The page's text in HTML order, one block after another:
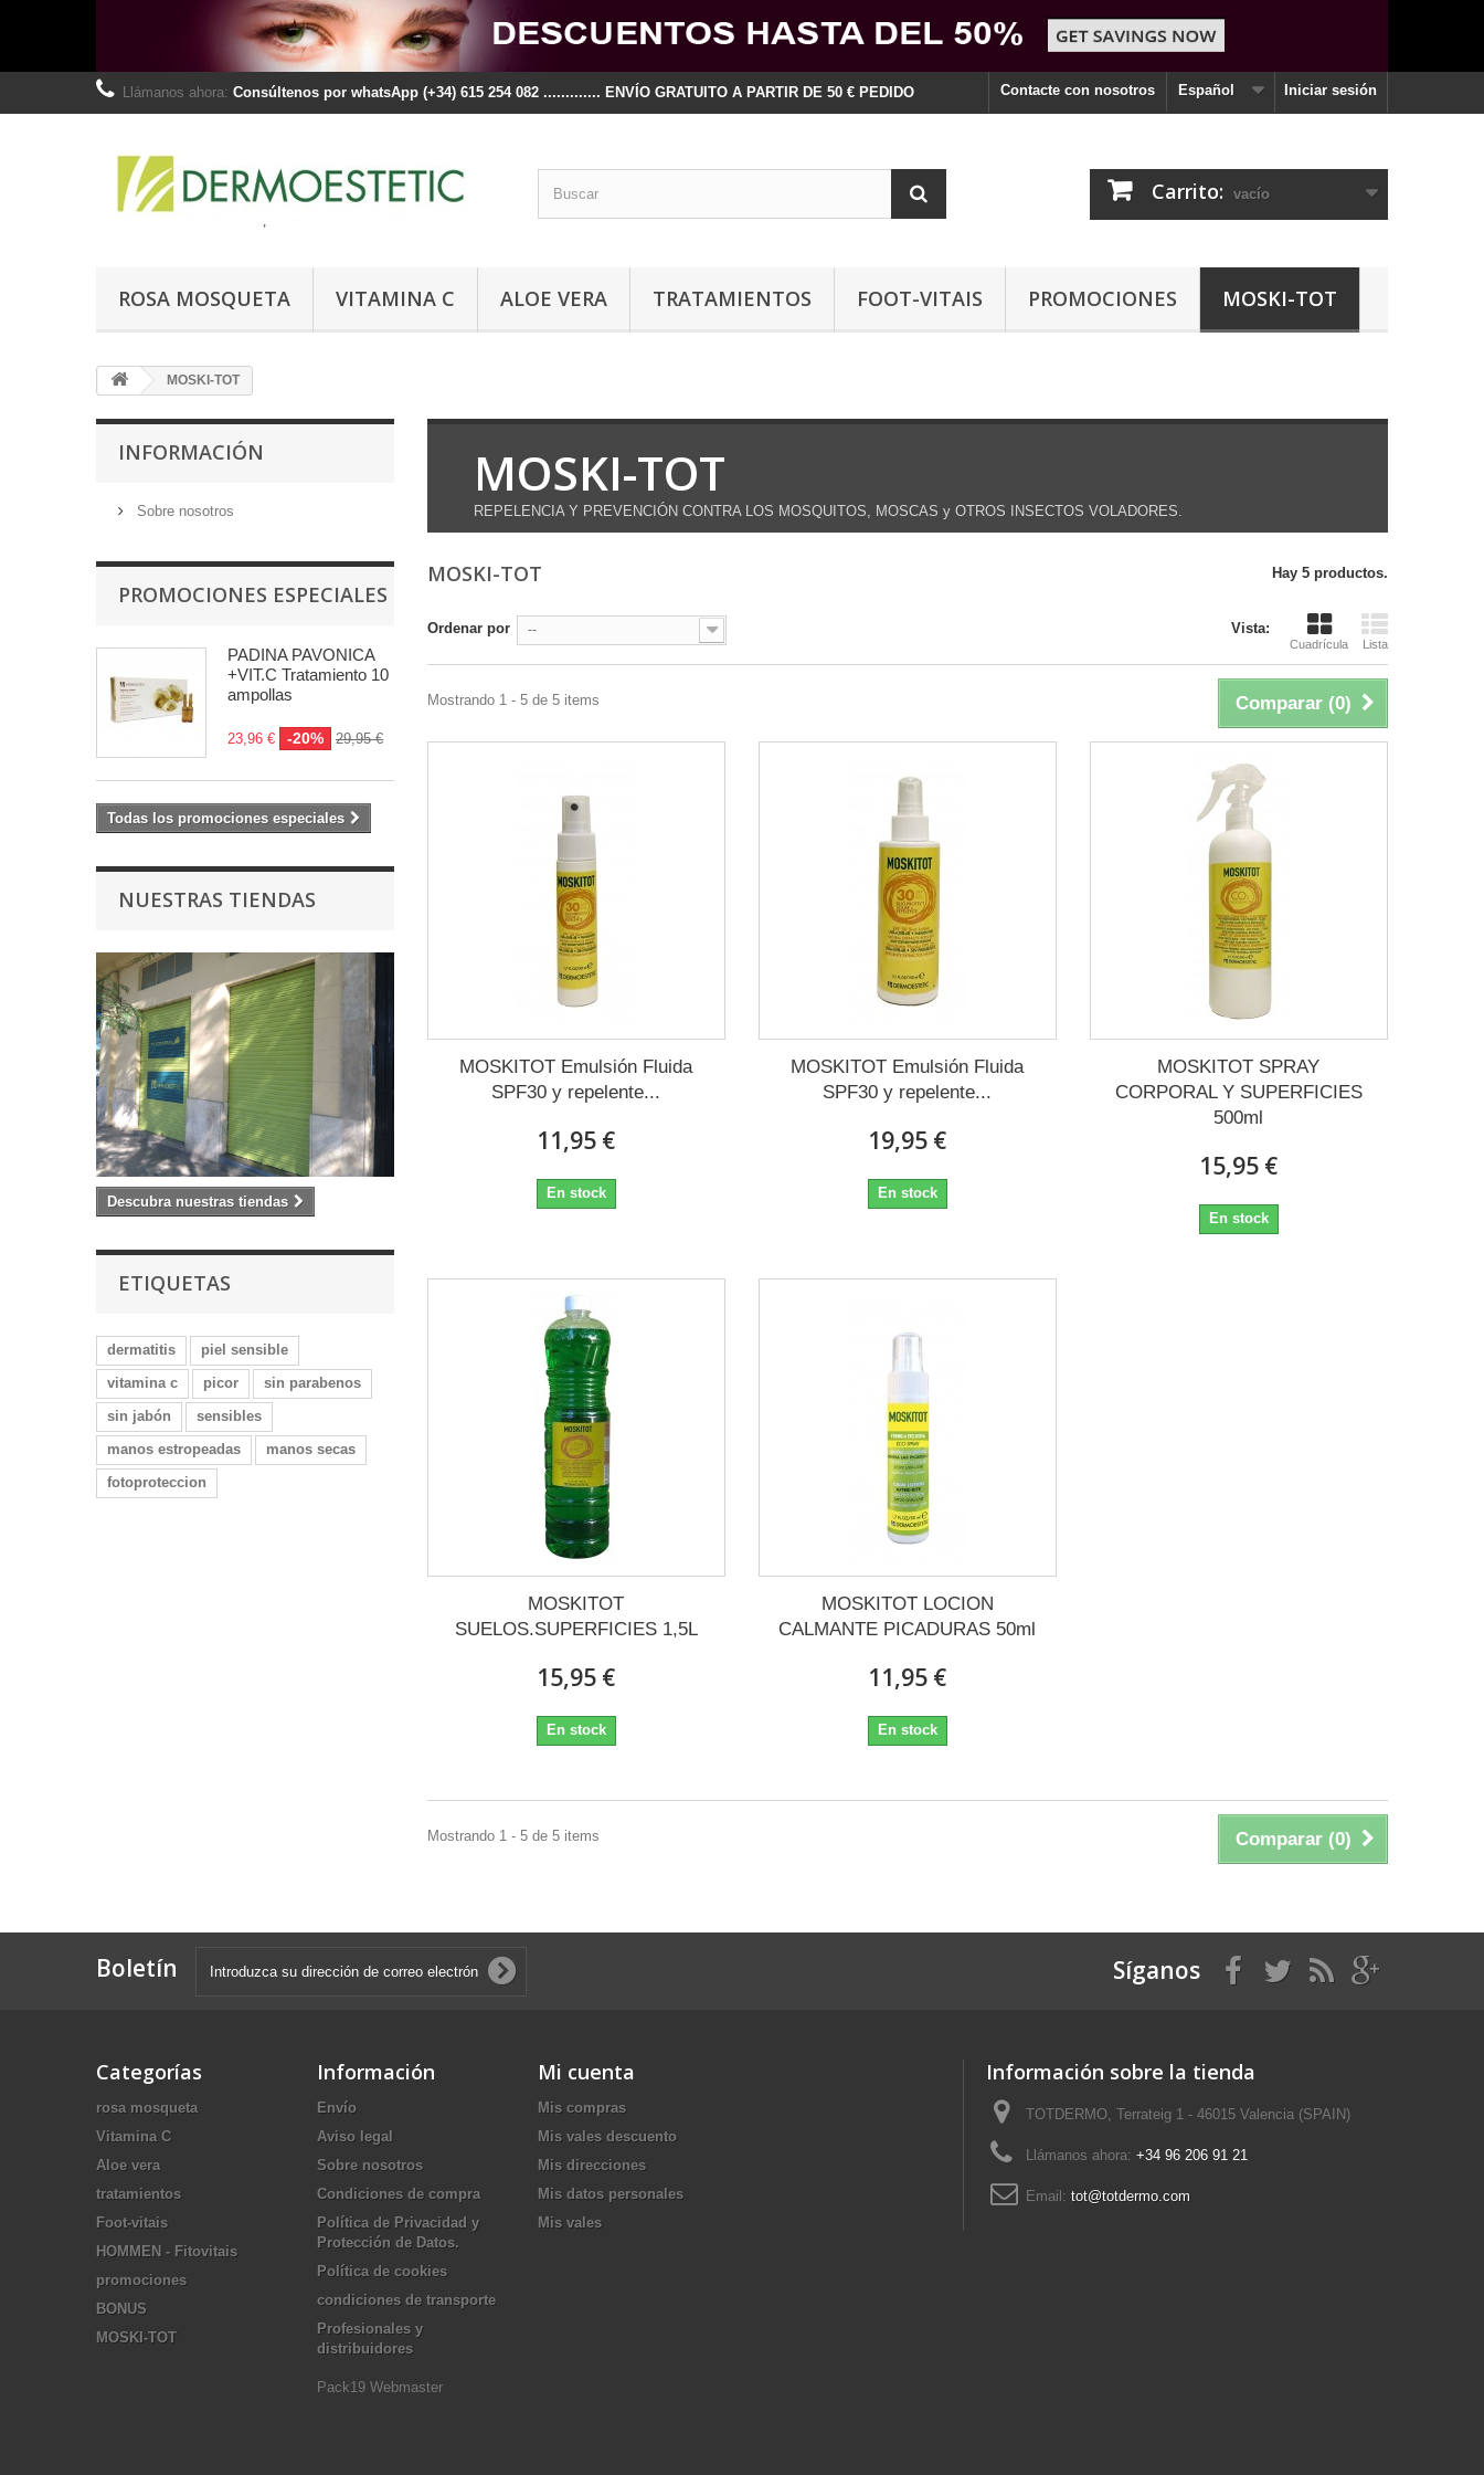
Iniciar sesión
Español
Contacte con nosotros
Llámanos ahora: Consúltenos por whatsApp (+34) 615 254 082 ............. ENVÍO GRATUITO A PARTIR DE 50 € PEDIDO
Carrito: vacío
ROSA MOSQUETA VITAMINA C ALOE VERA TRATAMIENTOS FOOT-VITAIS PROMOCIONES MOSKI-TOT
MOSKI-TOT
INFORMACIÓN
Sobre nosotros
PROMOCIONES ESPECIALES
PADINA PAVONICA
+VIT.C Tratamiento 10
ampollas
23,96 € -20% 29,95 €
Todas los promociones especiales
NUESTRAS TIENDAS
Descubra nuestras tiendas
ETIQUETAS
dermatitis
piel sensible
vitamina c
picor
sin parabenos
sin jabón
sensibles
manos estropeadas
manos secas
fotoproteccion
MOSKI-TOT
REPELENCIA Y PREVENCIÓN CONTRA LOS MOSQUITOS, MOSCAS y OTROS INSECTOS VOLADORES.
MOSKI-TOT Hay 5 productos.
Vista:
Cuadrícula Lista
Ordenar por --
Comparar (0)
Mostrando 1 - 5 de 5 items
MOSKITOT Emulsión Fluida
SPF30 y repelente...
11,95 €
En stock
MOSKITOT Emulsión Fluida
SPF30 y repelente...
19,95 €
En stock
MOSKITOT SPRAY
CORPORAL Y SUPERFICIES
500ml
15,95 €
En stock
MOSKITOT
SUELOS.SUPERFICIES 1,5L
15,95 €
En stock
MOSKITOT LOCION
CALMANTE PICADURAS 50ml
11,95 €
En stock
Comparar (0)
Mostrando 1 - 5 de 5 items
Boletín Síganos
Categorías
rosa mosqueta
Vitamina C
Aloe vera
tratamientos
Foot-vitais
HOMMEN - Fitovitais
promociones
BONUS
MOSKI-TOT
Información
Envío
Aviso legal
Sobre nosotros
Condiciones de compra
Política de Privacidad y
Protección de Datos.
Política de cookies
condiciones de transporte
Profesionales y
distribuidores
Pack19 Webmaster
Mi cuenta
Mis compras
Mis vales descuento
Mis direcciones
Mis datos personales
Mis vales
Información sobre la tienda
TOTDERMO, Terrateig 1 - 46015 Valencia (SPAIN)
Llámanos ahora: +34 96 206 91 21
Email: tot@totdermo.com